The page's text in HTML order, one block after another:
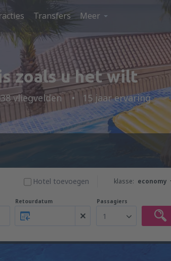
Transfers Meer
zoals u het wilt
vliegvelden 15 jaar ervaring
klasse: economy
Hotel toevoegen
Retourdatum Passagiers
1